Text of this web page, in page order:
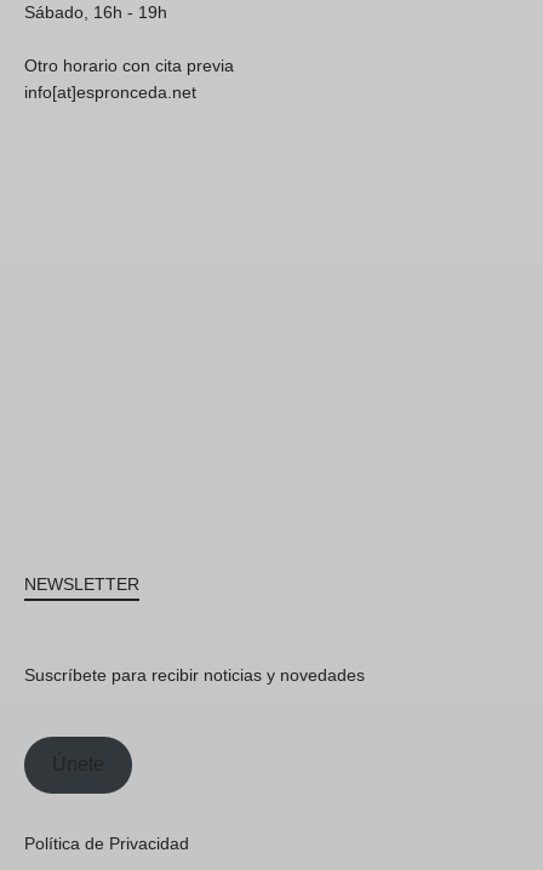
Sábado, 16h - 19h
Otro horario con cita previa
info[at]espronceda.net
NEWSLETTER
Suscríbete para recibir noticias y novedades
Únete
Política de Privacidad